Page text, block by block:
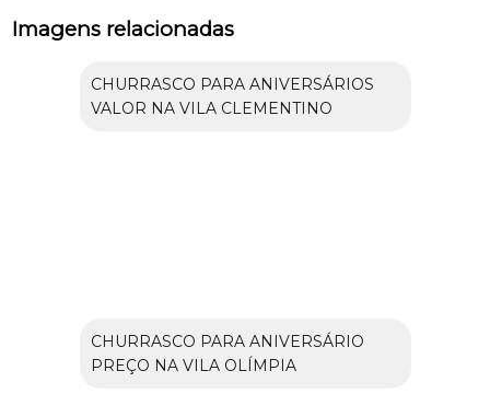
Imagens relacionadas
CHURRASCO PARA ANIVERSÁRIOS
VALOR NA VILA CLEMENTINO
CHURRASCO PARA ANIVERSÁRIO
PREÇO NA VILA OLÍMPIA